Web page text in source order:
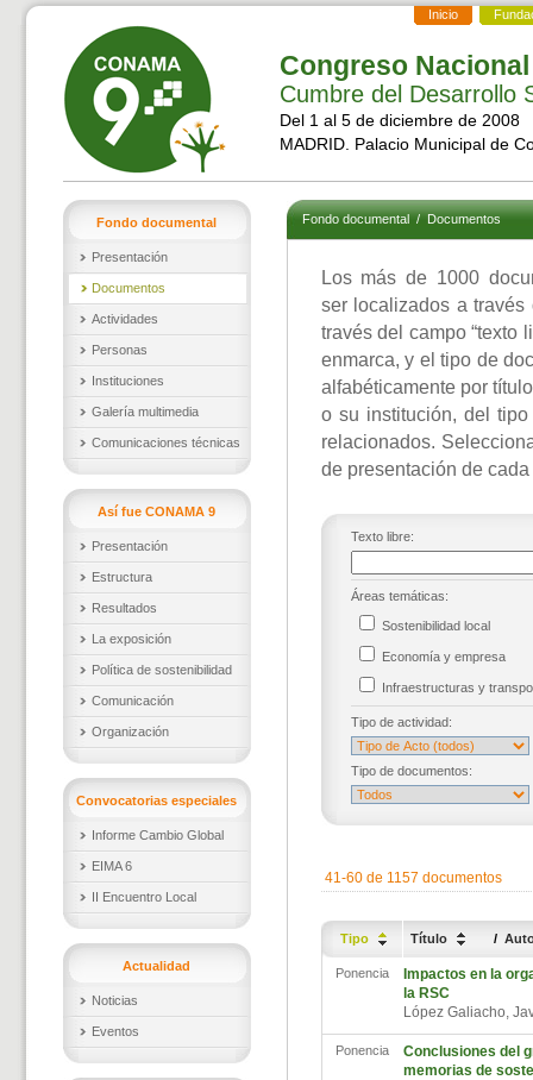
Inicio
Congreso
Cumbre del Desarrollo
Del 1 al 5 de diciembre de 2008
MADRID. Palacio Municipal de
Fondo documental
Presentación
Documentos
Actividades
Personas
Instituciones
Galería multimedia
Comunicaciones técnicas
Así fue CONAMA 9
Presentación
Estructura
Resultados
La exposición
Política de sostenibilidad
Comunicación
Organización
Convocatorias especiales
Informe Cambio Global
EIMA 6
II Encuentro Local
Actualidad
Noticias
Eventos
Fondo documental/Documentos
Los más de 1000
ser localizados a
través del campo “texto
enmarca, y el tipo de
alfabéticamente por
o su institución, del
relacionados.
de presentación de
Texto libre:
Áreas temáticas:
Sostenibilidad local
Economía y empresa
Infraestructuras y
Tipo de actividad:
Tipo de documentos:
41-60 de 1157 documentos
Tipo Título /
Ponencia
Impactos en la
la RSC
López Galiacho,
Ponencia
Conclusiones del
memorias de